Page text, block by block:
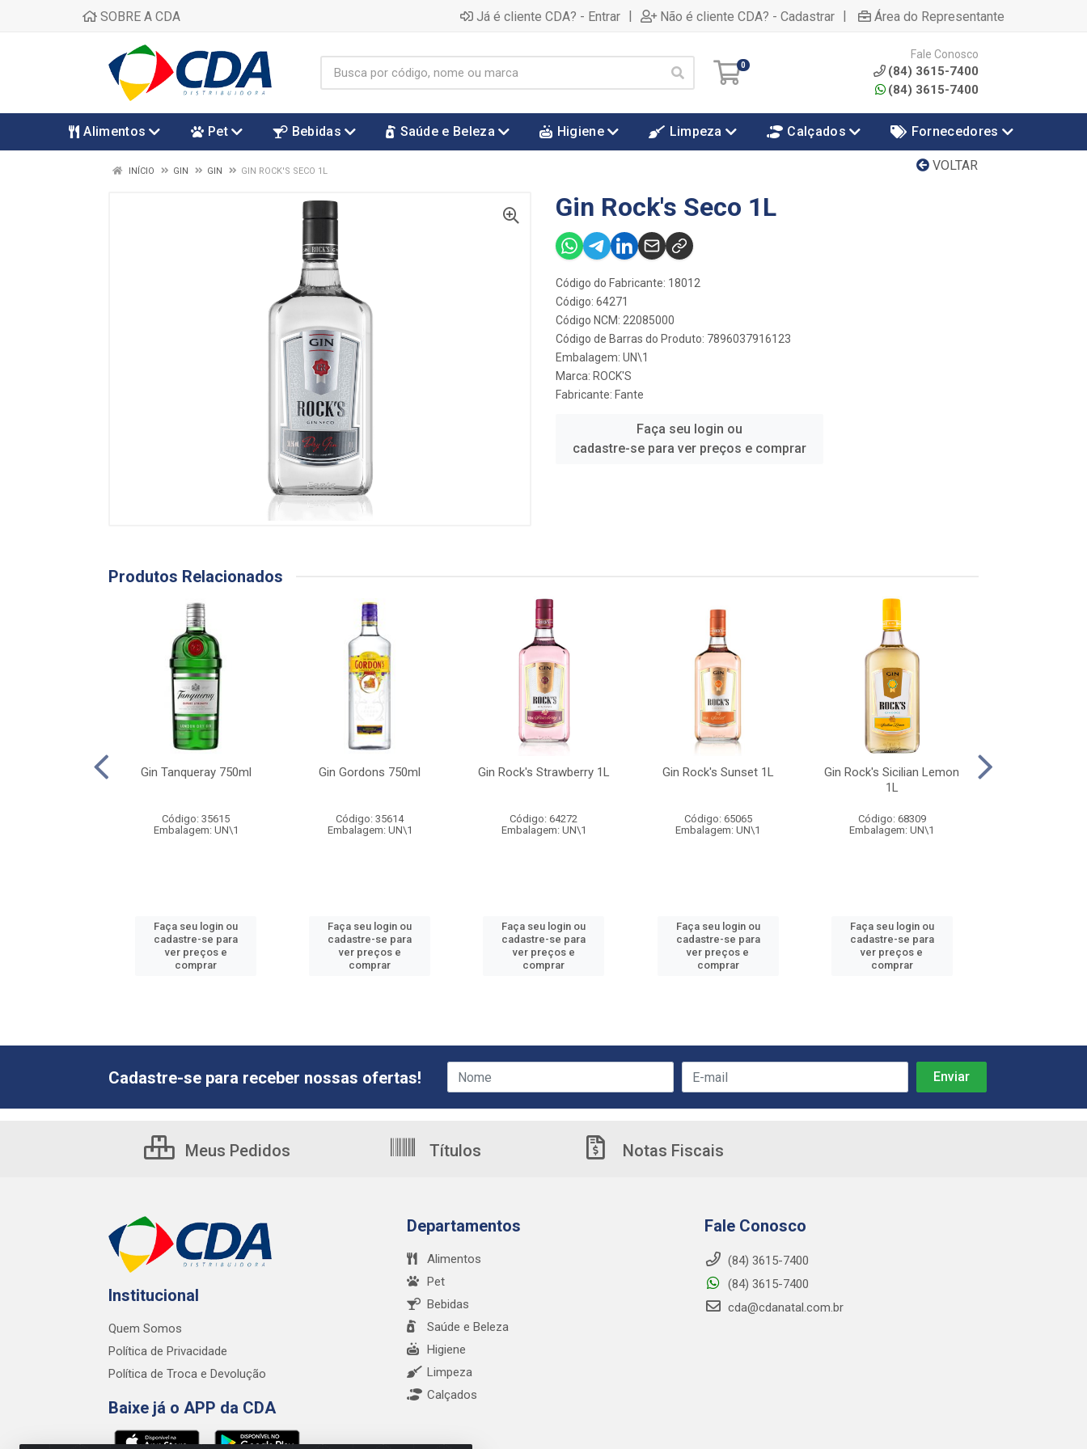
SOBRE A CDA Já é cliente CDA? - Entrar | Não é cliente CDA? - Cadastrar | Área do Representante
0
Fale Conosco
(84) 3615-7400
(84) 3615-7400
Alimentos Pet Bebidas Saúde e Beleza Higiene Limpeza Calçados Fornecedores
VOLTAR
INÍCIO GIN GIN GIN ROCK'S SECO 1L
Gin Rock's Seco 1L
Código do Fabricante: 18012
Código: 64271
Código NCM: 22085000
Código de Barras do Produto: 7896037916123
Embalagem: UN\1
Marca: ROCK'S
Fabricante: Fante
Faça seu login ou
cadastre-se para ver preços e comprar
Produtos Relacionados
Gin Tanqueray 750ml
Código: 35615
Embalagem: UN\1
Faça seu login ou
cadastre-se para
ver preços e
comprar
Gin Gordons 750ml
Código: 35614
Embalagem: UN\1
Faça seu login ou
cadastre-se para
ver preços e
comprar
Gin Rock's Strawberry 1L
Código: 64272
Embalagem: UN\1
Faça seu login ou
cadastre-se para
ver preços e
comprar
Gin Rock's Sunset 1L
Código: 65065
Embalagem: UN\1
Faça seu login ou
cadastre-se para
ver preços e
comprar
Gin Rock's Sicilian Lemon
1L
Código: 68309
Embalagem: UN\1
Faça seu login ou
cadastre-se para
ver preços e
comprar
Cadastre-se para receber nossas ofertas!
Meus Pedidos Títulos Notas Fiscais
Institucional
Quem Somos
Política de Privacidade
Política de Troca e Devolução
Baixe já o APP da CDA
Departamentos
Alimentos
Pet
Bebidas
Saúde e Beleza
Higiene
Limpeza
Calçados
Fale Conosco
(84) 3615-7400
(84) 3615-7400
cda@cdanatal.com.br